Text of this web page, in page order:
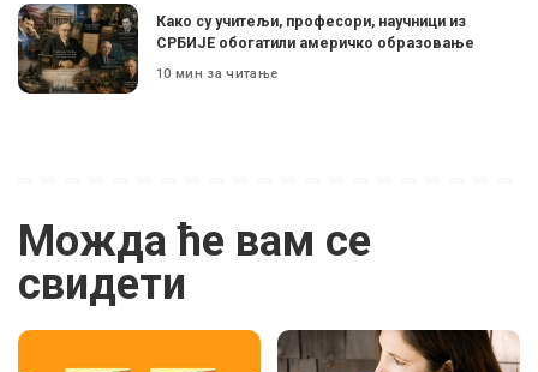
Како су учитељи, професори, научници из
СРБИЈЕ обогатили америчко образовање
10 мин за читање
Можда ће вам се
свидети